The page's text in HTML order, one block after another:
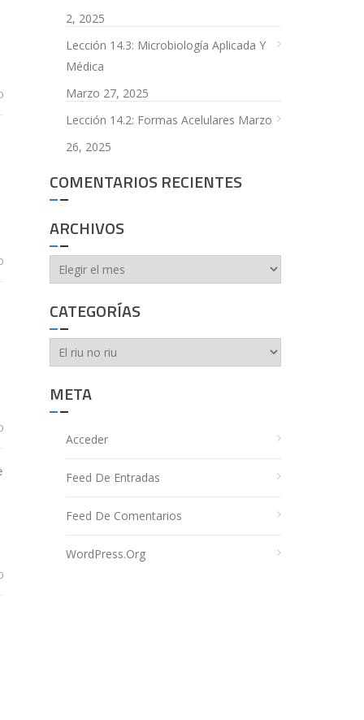
2, 2025
Lección 14.3: Microbiología Aplicada Y
Médica
Marzo 27, 2025
Lección 14.2: Formas Acelulares Marzo
26, 2025
COMENTARIOS RECIENTES
ARCHIVOS
Archivos
CATEGORÍAS
Categorías
META
Acceder
Feed De Entradas
Feed De Comentarios
WordPress.org